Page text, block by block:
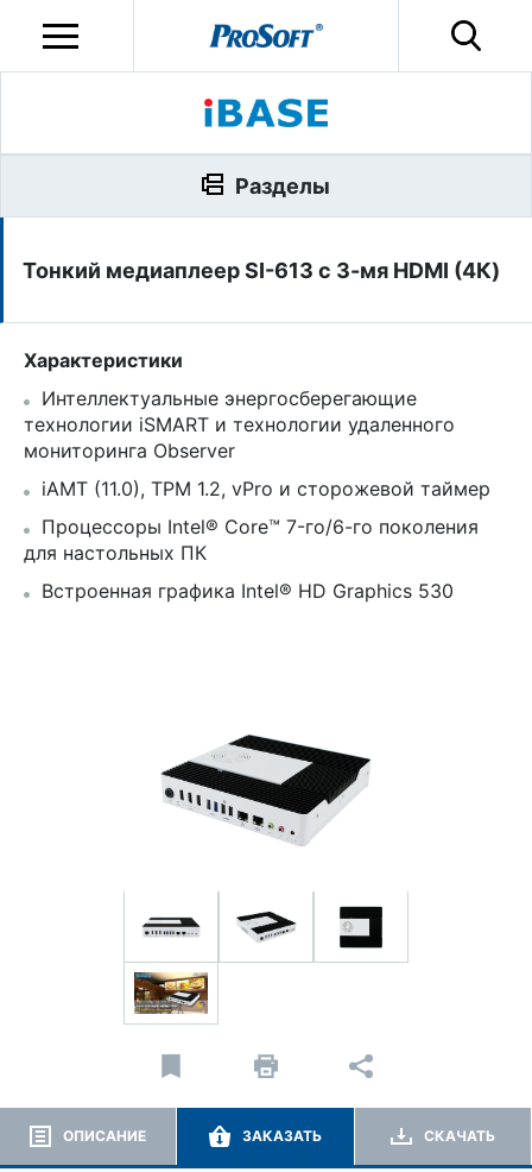
Тонкий медиаплеер SI-613 с 3-мя HDMI (4К)
Характеристики
Интеллектуальные энергосберегающие
технологии iSMART и технологии удаленного
мониторинга Observer
iAMT (11.0), TPM 1.2, vPro и сторожевой таймер
Процессоры Intel® Core™ 7-го/6-го поколения
для настольных ПК
Встроенная графика Intel® HD Graphics 530
ОПИСАНИЕ ЗАКАЗАТЬ СКАЧАТЬ
Разделы